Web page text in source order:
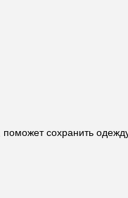
сохранить